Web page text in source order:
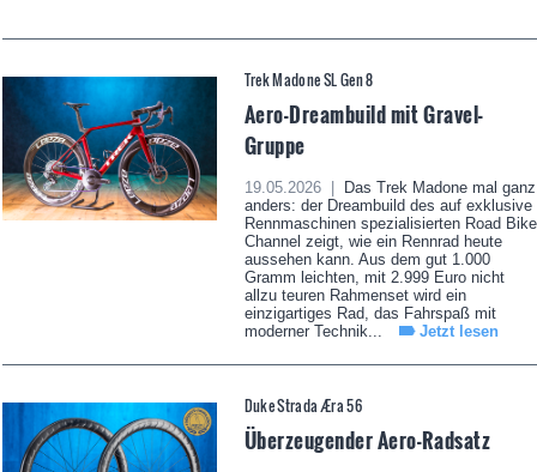
Trek Madone SL Gen 8
Aero-Dreambuild mit Gravel-
Gruppe
19.05.2026 |
Das Trek Madone mal ganz
anders: der Dreambuild des auf exklusive
Rennmaschinen spezialisierten Road Bike
Channel zeigt, wie ein Rennrad heute
aussehen kann. Aus dem gut 1.000
Gramm leichten, mit 2.999 Euro nicht
allzu teuren Rahmenset wird ein
einzigartiges Rad, das Fahrspaß mit
moderner Technik...
Jetzt lesen
Duke Strada Æra 56
Überzeugender Aero-Radsatz